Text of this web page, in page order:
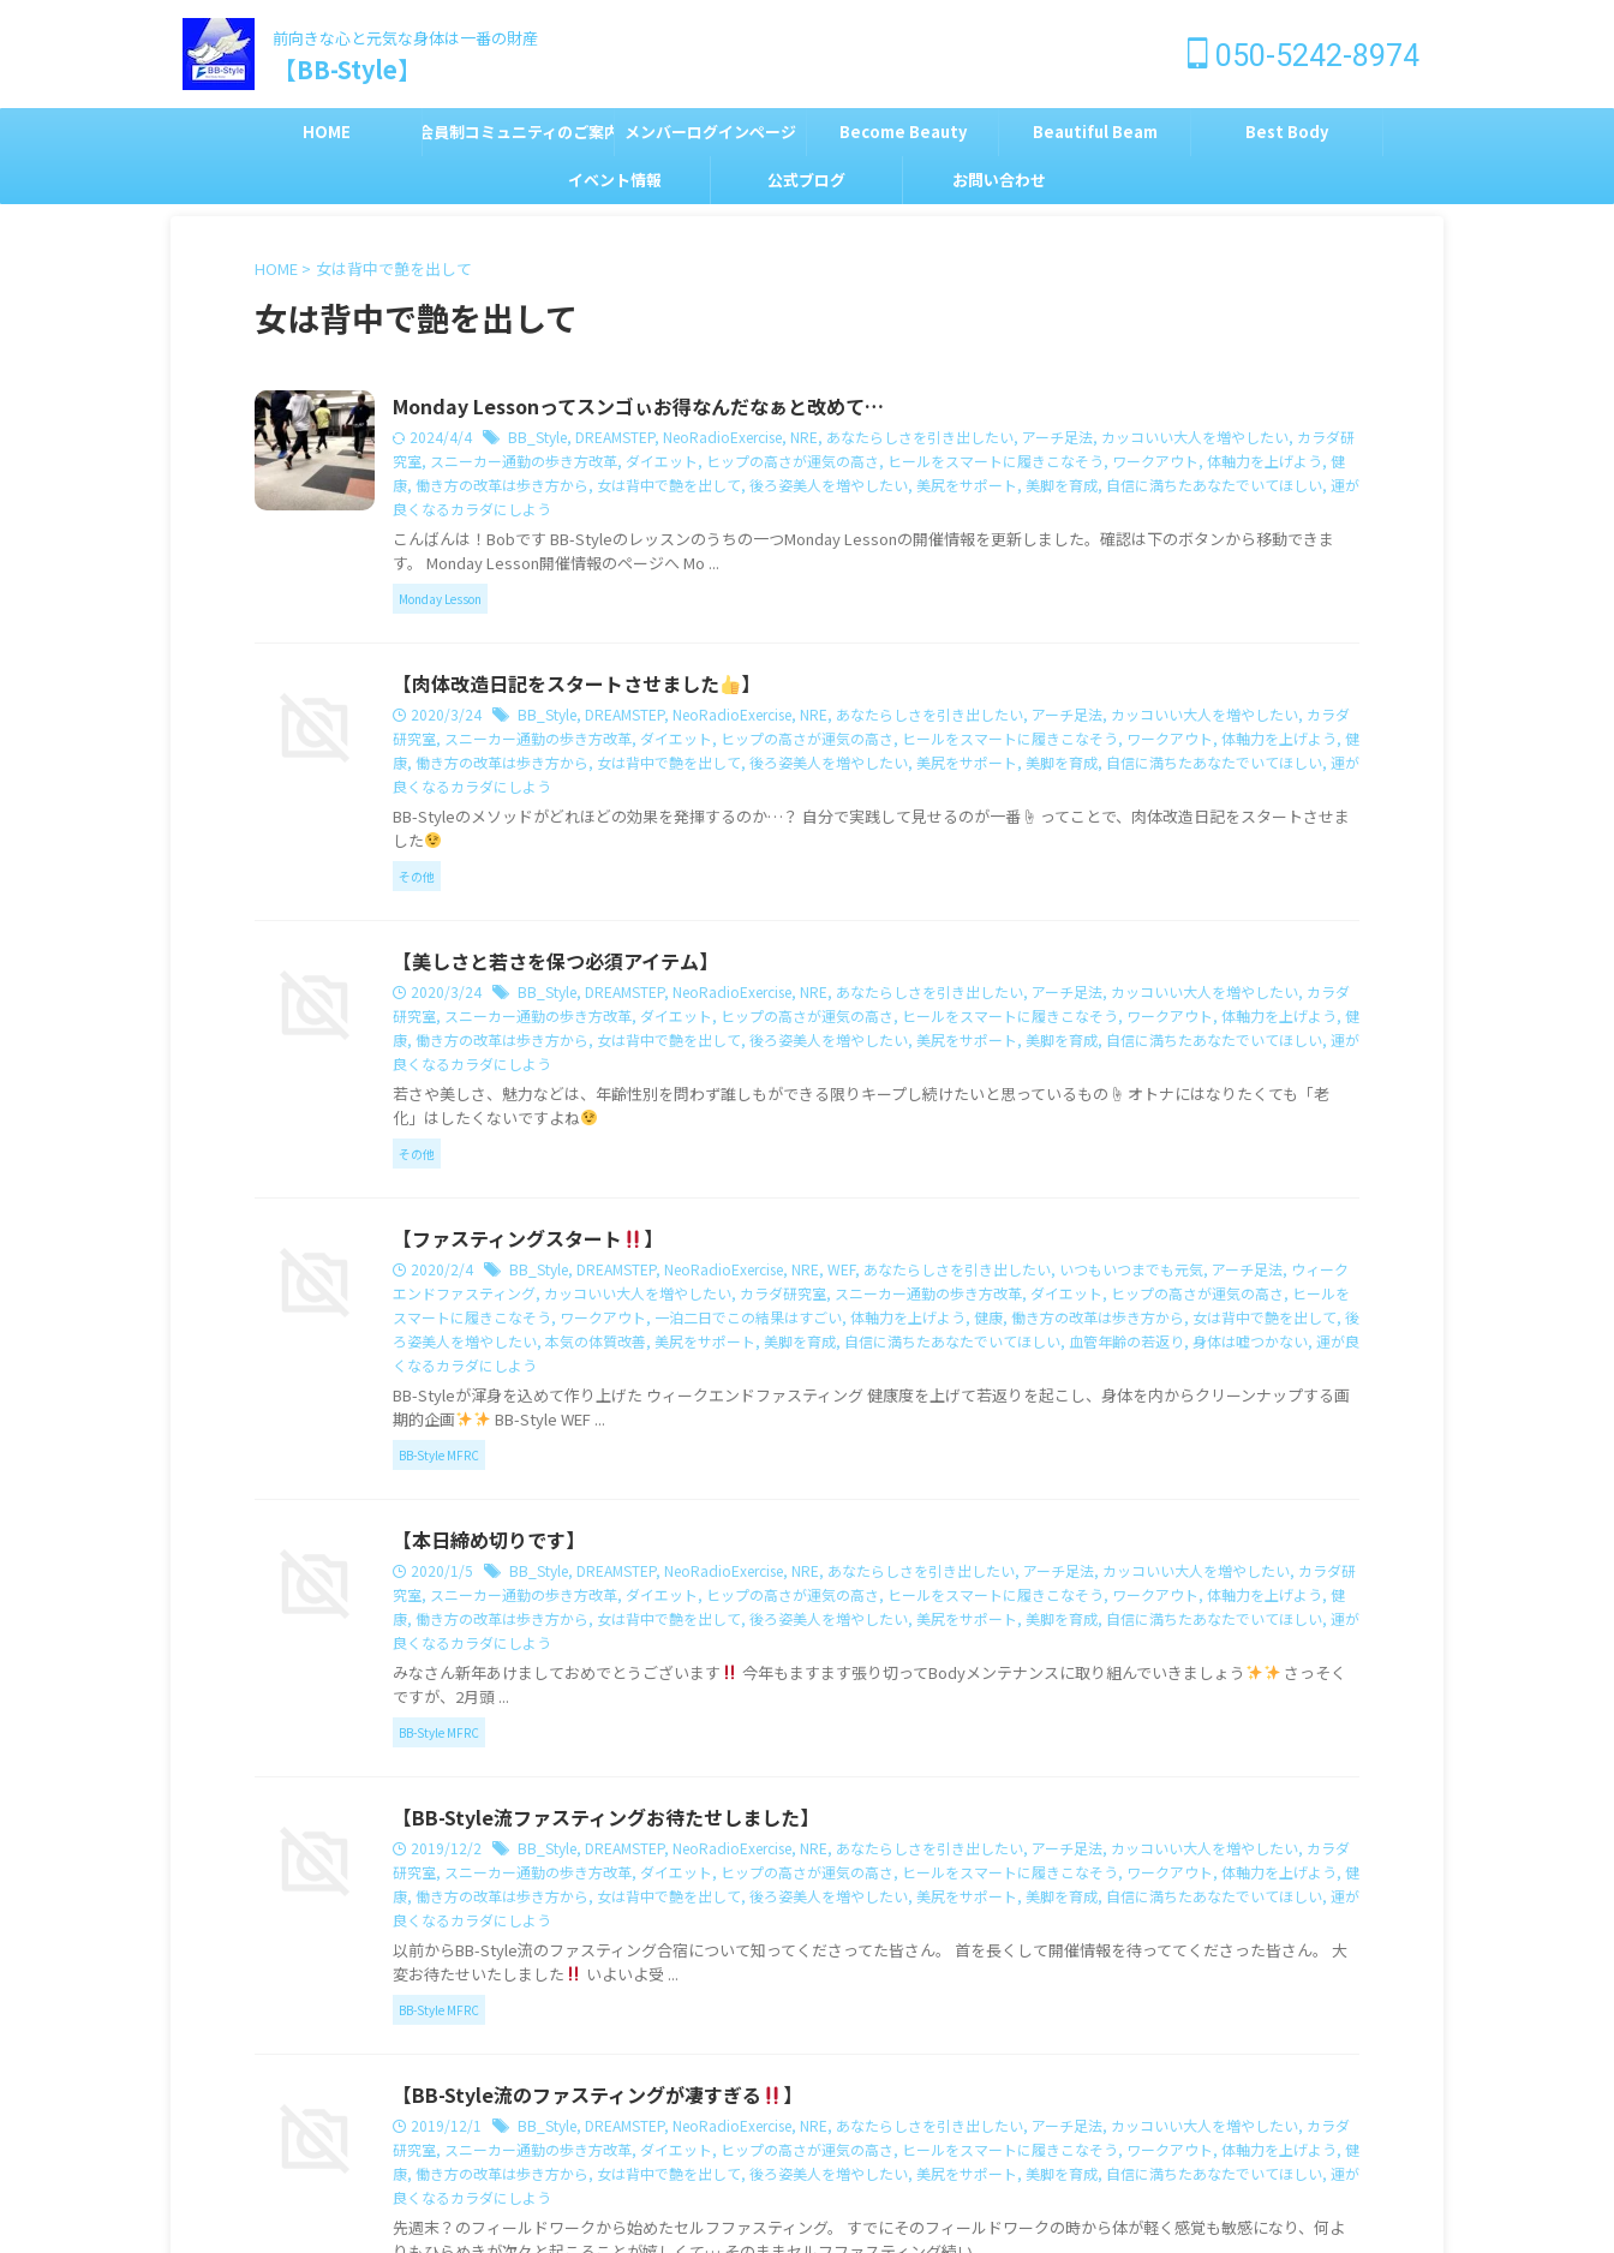
前向きな心と元気な身体は一番の財産
【BB-Style】 050-5242-8974
HOME 会員制コミュニティのご案内 メンバーログインページ Become Beauty Beautiful Beam Best Body
イベント情報 公式ブログ お問い合わせ
HOME > 女は背中で艶を出して
女は背中で艶を出して
Monday Lessonってスンゴぃお得なんだなぁと改めて…
2024/4/4 BB_Style, DREAMSTEP, NeoRadioExercise, NRE, あなたらしさを引き出したい, アーチ足法, カッコいい大人を増やしたい, カラダ研
究室, スニーカー通勤の歩き方改革, ダイエット, ヒップの高さが運気の高さ, ヒールをスマートに履きこなそう, ワークアウト, 体軸力を上げよう, 健
康, 働き方の改革は歩き方から, 女は背中で艶を出して, 後ろ姿美人を増やしたい, 美尻をサポート, 美脚を育成, 自信に満ちたあなたでいてほしい, 運が
良くなるカラダにしよう
こんばんは！Bobです BB-Styleのレッスンのうちの一つMonday Lessonの開催情報を更新しました。確認は下のボタンから移動できま
す。 Monday Lesson開催情報のページへ Mo ...
Monday Lesson
【肉体改造日記をスタートさせました 】
2020/3/24 BB_Style, DREAMSTEP, NeoRadioExercise, NRE, あなたらしさを引き出したい, アーチ足法, カッコいい大人を増やしたい, カラダ
研究室, スニーカー通勤の歩き方改革, ダイエット, ヒップの高さが運気の高さ, ヒールをスマートに履きこなそう, ワークアウト, 体軸力を上げよう, 健
康, 働き方の改革は歩き方から, 女は背中で艶を出して, 後ろ姿美人を増やしたい, 美尻をサポート, 美脚を育成, 自信に満ちたあなたでいてほしい, 運が
良くなるカラダにしよう
BB-Styleのメソッドがどれほどの効果を発揮するのか…？ 自分で実践して見せるのが一番☝ ってことで、肉体改造日記をスタートさせま
した
その他
【美しさと若さを保つ必須アイテム】
2020/3/24 BB_Style, DREAMSTEP, NeoRadioExercise, NRE, あなたらしさを引き出したい, アーチ足法, カッコいい大人を増やしたい, カラダ
研究室, スニーカー通勤の歩き方改革, ダイエット, ヒップの高さが運気の高さ, ヒールをスマートに履きこなそう, ワークアウト, 体軸力を上げよう, 健
康, 働き方の改革は歩き方から, 女は背中で艶を出して, 後ろ姿美人を増やしたい, 美尻をサポート, 美脚を育成, 自信に満ちたあなたでいてほしい, 運が
良くなるカラダにしよう
若さや美しさ、魅力などは、年齢性別を問わず誰しもができる限りキープし続けたいと思っているもの☝ オトナにはなりたくても「老
化」はしたくないですよね
その他
【ファスティングスタート 】
2020/2/4 BB_Style, DREAMSTEP, NeoRadioExercise, NRE, WEF, あなたらしさを引き出したい, いつもいつまでも元気, アーチ足法, ウィーク
エンドファスティング, カッコいい大人を増やしたい, カラダ研究室, スニーカー通勤の歩き方改革, ダイエット, ヒップの高さが運気の高さ, ヒールを
スマートに履きこなそう, ワークアウト, 一泊二日でこの結果はすごい, 体軸力を上げよう, 健康, 働き方の改革は歩き方から, 女は背中で艶を出して, 後
ろ姿美人を増やしたい, 本気の体質改善, 美尻をサポート, 美脚を育成, 自信に満ちたあなたでいてほしい, 血管年齢の若返り, 身体は嘘つかない, 運が良
くなるカラダにしよう
BB-Styleが渾身を込めて作り上げた ウィークエンドファスティング 健康度を上げて若返りを起こし、身体を内からクリーンナップする画
期的企画
BB-Style WEF ...
BB-Style MFRC
【本日締め切りです】
2020/1/5 BB_Style, DREAMSTEP, NeoRadioExercise, NRE, あなたらしさを引き出したい, アーチ足法, カッコいい大人を増やしたい, カラダ研
究室, スニーカー通勤の歩き方改革, ダイエット, ヒップの高さが運気の高さ, ヒールをスマートに履きこなそう, ワークアウト, 体軸力を上げよう, 健
康, 働き方の改革は歩き方から, 女は背中で艶を出して, 後ろ姿美人を増やしたい, 美尻をサポート, 美脚を育成, 自信に満ちたあなたでいてほしい, 運が
良くなるカラダにしよう
みなさん新年あけましておめでとうございます 今年もますます張り切ってBodyメンテナンスに取り組んでいきましょう
さっそく
ですが、2月頭 ...
BB-Style MFRC
【BB-Style流ファスティングお待たせしました】
2019/12/2 BB_Style, DREAMSTEP, NeoRadioExercise, NRE, あなたらしさを引き出したい, アーチ足法, カッコいい大人を増やしたい, カラダ
研究室, スニーカー通勤の歩き方改革, ダイエット, ヒップの高さが運気の高さ, ヒールをスマートに履きこなそう, ワークアウト, 体軸力を上げよう, 健
康, 働き方の改革は歩き方から, 女は背中で艶を出して, 後ろ姿美人を増やしたい, 美尻をサポート, 美脚を育成, 自信に満ちたあなたでいてほしい, 運が
良くなるカラダにしよう
以前からBB-Style流のファスティング合宿について知ってくださってた皆さん。 首を長くして開催情報を待っててくださった皆さん。 大
変お待たせいたしました
いよいよ受 ...
BB-Style MFRC
【BB-Style流のファスティングが凄すぎる 】
2019/12/1 BB_Style, DREAMSTEP, NeoRadioExercise, NRE, あなたらしさを引き出したい, アーチ足法, カッコいい大人を増やしたい, カラダ
研究室, スニーカー通勤の歩き方改革, ダイエット, ヒップの高さが運気の高さ, ヒールをスマートに履きこなそう, ワークアウト, 体軸力を上げよう, 健
康, 働き方の改革は歩き方から, 女は背中で艶を出して, 後ろ姿美人を増やしたい, 美尻をサポート, 美脚を育成, 自信に満ちたあなたでいてほしい, 運が
良くなるカラダにしよう
先週末？のフィールドワークから始めたセルフファスティング。 すでにそのフィールドワークの時から体が軽く感覚も敏感になり、何よ